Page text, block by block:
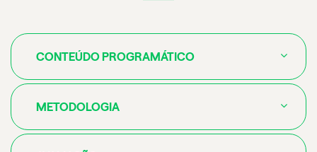
CONTEÚDO PROGRAMÁTICO
METODOLOGIA